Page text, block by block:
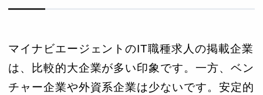
マイナビエージェントのIT職種求人の掲載企業
は、比較的大企業が多い印象です。一方、ベン
チャー企業や外資系企業は少ないです。安定的